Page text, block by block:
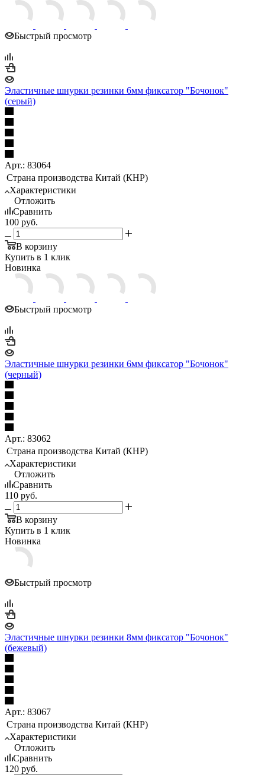
Быстрый просмотр
Эластичные шнурки резинки 6мм фиксатор "Бочонок"
(серый)
Арт.: 83064
Страна производства Китай (КНР)
Характеристики
Отложить
Сравнить
100 руб.
В корзину
Купить в 1 клик
Новинка
Быстрый просмотр
Эластичные шнурки резинки 6мм фиксатор "Бочонок"
(черный)
Арт.: 83062
Страна производства Китай (КНР)
Характеристики
Отложить
Сравнить
110 руб.
В корзину
Купить в 1 клик
Новинка
Быстрый просмотр
Эластичные шнурки резинки 8мм фиксатор "Бочонок"
(бежевый)
Арт.: 83067
Страна производства Китай (КНР)
Характеристики
Отложить
Сравнить
120 руб.